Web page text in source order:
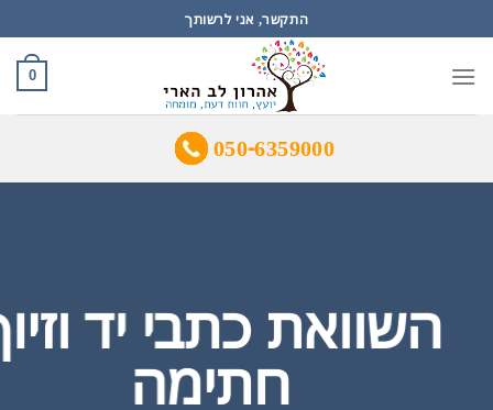
to
content
התקשר, אני לרשותך
0
050-6359000
השוואת כתבי יד וזיוף
חתימה